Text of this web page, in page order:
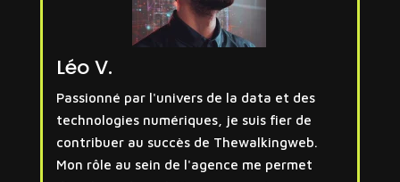
Léo V.
Passionné par l'univers de la data et des
technologies numériques, je suis fier de
contribuer au succès de Thewalkingweb.
Mon rôle au sein de l'agence me permet